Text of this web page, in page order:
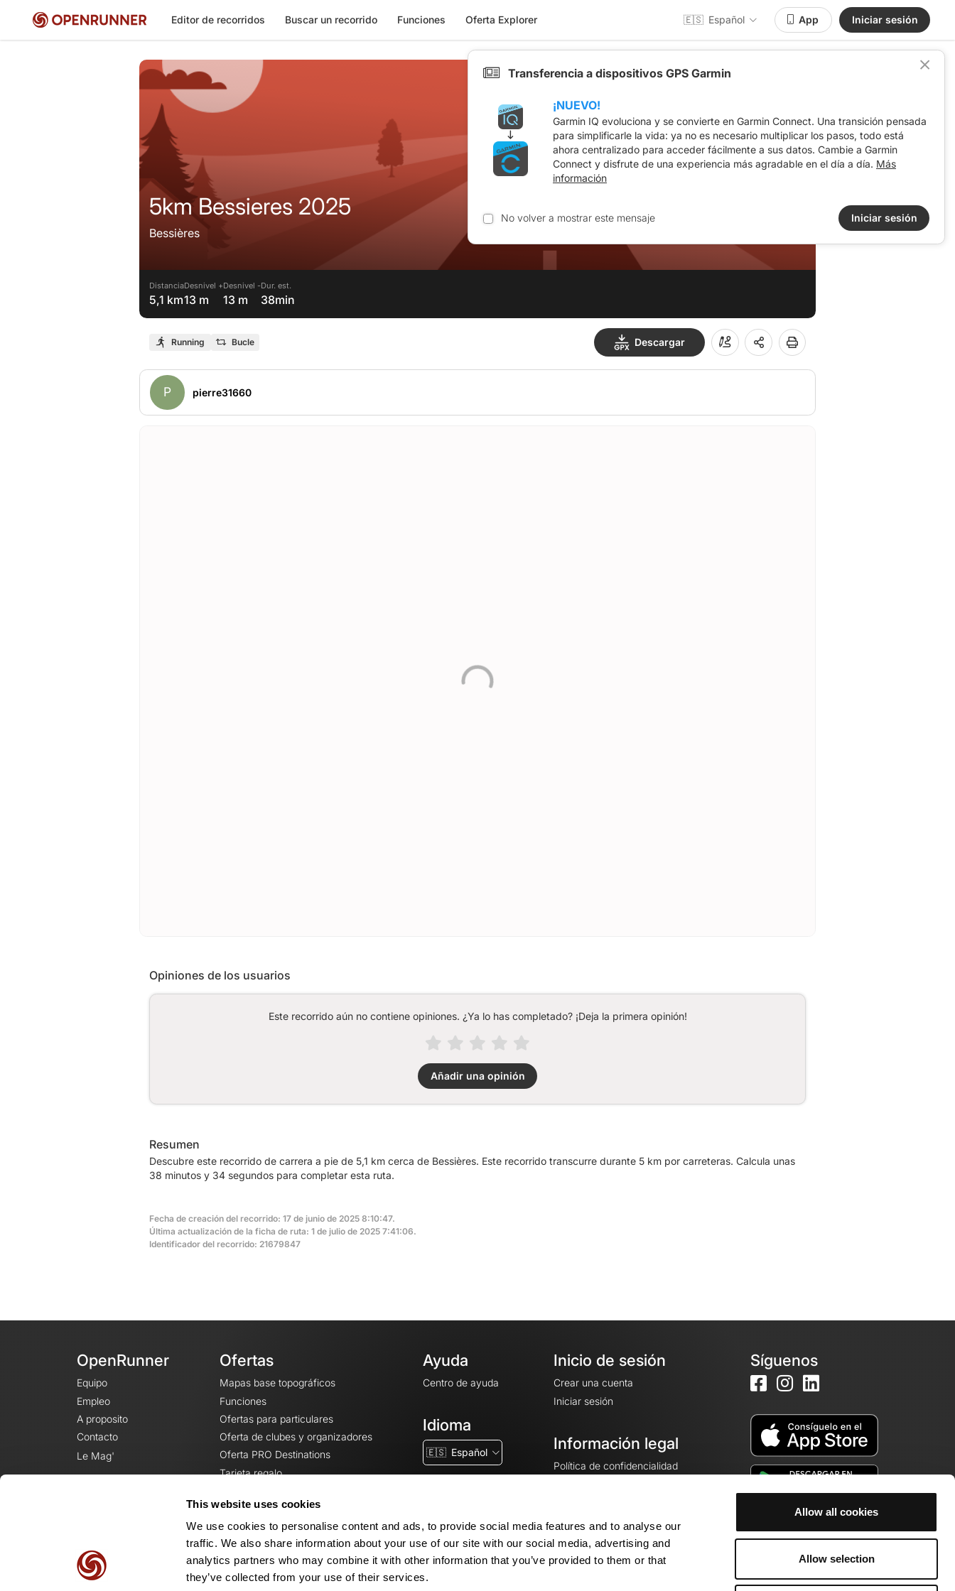
This website uses cookies
We use cookies to personalise content and ads, to provide social media features and to analyse our
traffic. We also share information about your use of our site with our social media, advertising and
analytics partners who may combine it with other information that you’ve provided to them or that
they’ve collected from your use of their services.
Allow all cookies
Allow selection
Editor de recorridos Buscar un recorrido Funciones Oferta Explorer 🇪🇸 Español App Iniciar sesión
5km Bessieres 2025
Bessières
Distancia
5,1 km
Desnivel +
13 m
Desnivel -
13 m
Dur. est.
38min
Running Bucle Descargar
P pierre31660
Opiniones de los usuarios
Este recorrido aún no contiene opiniones. ¿Ya lo has completado? ¡Deja la primera opinión!
Añadir una opinión
Resumen
Descubre este recorrido de carrera a pie de 5,1 km cerca de Bessières. Este recorrido transcurre durante 5 km por carreteras. Calcula unas
38 minutos y 34 segundos para completar esta ruta.
Fecha de creación del recorrido: 17 de junio de 2025 8:10:47.
Última actualización de la ficha de ruta: 1 de julio de 2025 7:41:06.
Identificador del recorrido: 21679847
OpenRunner
Equipo
Empleo
A proposito
Contacto
Le Mag'
Ofertas
Mapas base topográficos
Funciones
Ofertas para particulares
Oferta de clubes y organizadores
Oferta PRO Destinations
Tarjeta regalo
Ayuda
Centro de ayuda
Idioma
🇪🇸 Español
Inicio de sesión
Crear una cuenta
Iniciar sesión
Información legal
Política de confidencialidad
Avisos legales
Configuración de cookies
Síguenos
Transferencia a dispositivos GPS Garmin
¡NUEVO!
Garmin IQ evoluciona y se convierte en Garmin Connect. Una transición pensada
para simplificarle la vida: ya no es necesario multiplicar los pasos, todo está
ahora centralizado para acceder fácilmente a sus datos. Cambie a Garmin
Connect y disfrute de una experiencia más agradable en el día a día. Más
información
No volver a mostrar este mensaje Iniciar sesión